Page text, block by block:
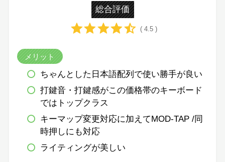
総合評価
( 4.5 )
メリット
ちゃんとした日本語配列で使い勝手が良い
打鍵音・打鍵感がこの価格帯のキーボード
ではトップクラス
キーマップ変更対応に加えてMOD-TAP /同
時押しにも対応
ライティングが美しい